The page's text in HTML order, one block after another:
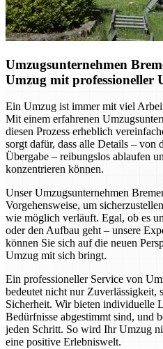
Umzugsunternehmen
Umzug mit professioneller
Ein Umzug ist immer mit viel
Mit einem erfahrenen
diesen Prozess erheblich
sorgt dafür, dass alle Details – von
Übergabe – reibungslos ablaufen
konzentrieren können.
Unser Umzugsunternehmen
Vorgehensweise, um
wie möglich verläuft. Egal, ob es
oder den Aufbau geht – unsere
können Sie sich auf die neuen
Umzug mit sich bringt.
Ein professioneller Service von
bedeutet nicht nur Zuverlässigkeit,
Sicherheit. Wir bieten individuelle
Bedürfnisse abgestimmt sind, und
jeden Schritt. So wird Ihr Umzug
eine positive Erlebniswelt.